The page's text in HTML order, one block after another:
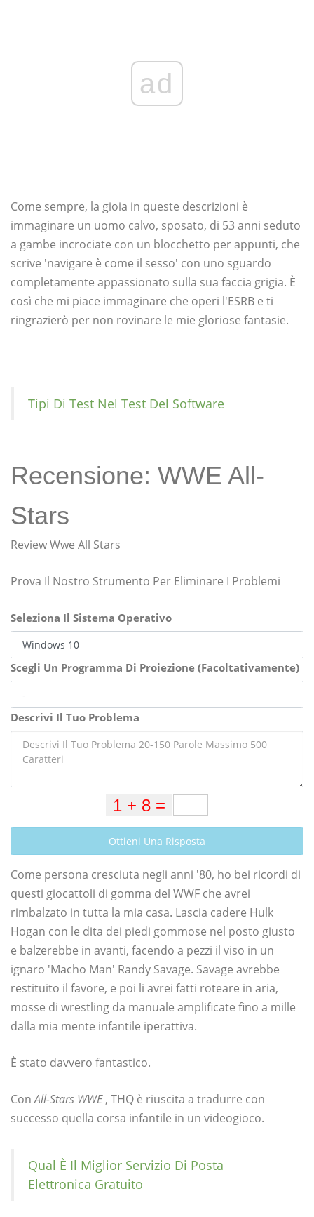
ad
Come sempre, la gioia in queste descrizioni è
immaginare un uomo calvo, sposato, di 53 anni seduto
a gambe incrociate con un blocchetto per appunti, che
scrive 'navigare è come il sesso' con uno sguardo
completamente appassionato sulla sua faccia grigia. È
così che mi piace immaginare che operi l'ESRB e ti
ringrazierò per non rovinare le mie gloriose fantasie.
Tipi Di Test Nel Test Del Software
Recensione: WWE All-
Stars
Review Wwe All Stars
Prova Il Nostro Strumento Per Eliminare I Problemi
Seleziona Il Sistema Operativo
Scegli Un Programma Di Proiezione (Facoltativamente)
Descrivi Il Tuo Problema
Ottieni Una Risposta
Come persona cresciuta negli anni '80, ho bei ricordi di
questi giocattoli di gomma del WWF che avrei
rimbalzato in tutta la mia casa. Lascia cadere Hulk
Hogan con le dita dei piedi gommose nel posto giusto
e balzerebbe in avanti, facendo a pezzi il viso in un
ignaro 'Macho Man' Randy Savage. Savage avrebbe
restituito il favore, e poi li avrei fatti roteare in aria,
mosse di wrestling da manuale amplificate fino a mille
dalla mia mente infantile iperattiva.
È stato davvero fantastico.
ConAll-Stars WWE, THQ è riuscita a tradurre con
successo quella corsa infantile in un videogioco.
Qual È Il Miglior Servizio Di Posta
Elettronica Gratuito